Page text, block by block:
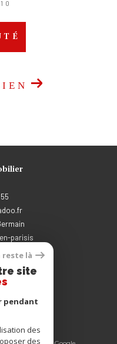
parisis
sur
reste là
site
pendant
des
des